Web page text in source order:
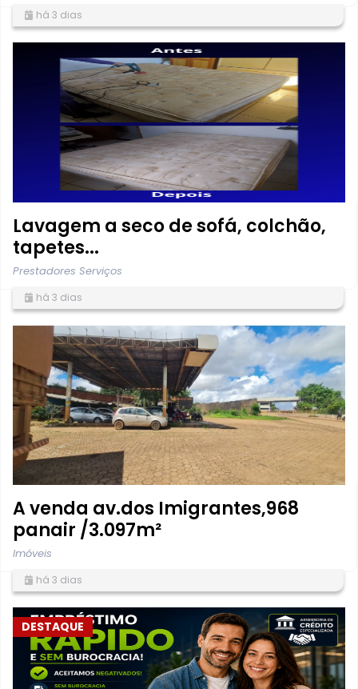
há 3 dias
Lavagem a seco de sofá, colchão,
tapetes...
Prestadores Serviços
há 3 dias
A venda av.dos Imigrantes,968
panair /3.097m²
Imóveis
há 3 dias
DESTAQUE